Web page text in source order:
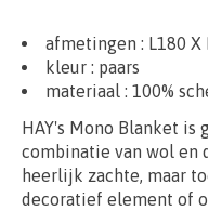
afmetingen : L180 X
kleur : paars
materiaal : 100%
HAY's Mono Blanket is
combinatie van wol en
heerlijk zachte, maar
decoratief element of